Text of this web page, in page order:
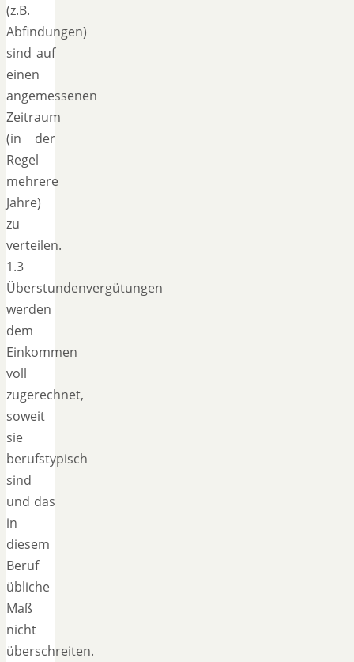
(z.B.
Abfindungen)
sind auf
einen
angemessenen
Zeitraum
(in der
Regel
mehrere
Jahre)
zu
verteilen.
1.3
Überstundenvergütungen
werden
dem
Einkommen
voll
zugerechnet,
soweit
sie
berufstypisch
sind
und das
in
diesem
Beruf
übliche
Maß
nicht
überschreiten.